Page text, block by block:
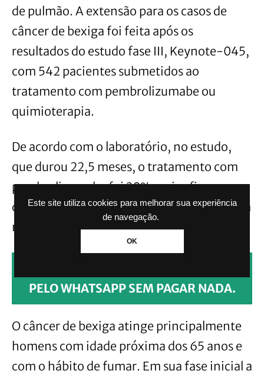
Este site utiliza cookies para melhorar sua experiência
de navegação.
OK
de pulmão. A extensão para os casos de
câncer de bexiga foi feita após os
resultados do estudo fase III, Keynote-045,
com 542 pacientes submetidos ao
tratamento com pembrolizumabe ou
quimioterapia.
De acordo com o laboratório, no estudo,
que durou 22,5 meses, o tratamento com
pembrolizumabe foi 30% mais eficaz que a
quimioterapia, e os efeitos colaterais foram
menores.
PELO WHATSAPP SEM PAGAR NADA.
O câncer de bexiga atinge principalmente
homens com idade próxima dos 65 anos e
com o hábito de fumar. Em sua fase inicial a